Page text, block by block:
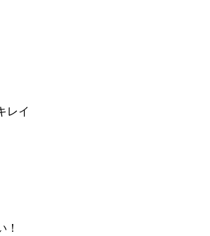
レイ
！